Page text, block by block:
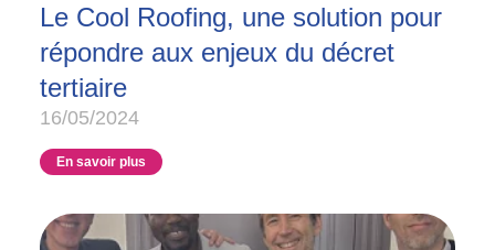
Le Cool Roofing, une solution pour
répondre aux enjeux du décret
tertiaire
16/05/2024
En savoir plus